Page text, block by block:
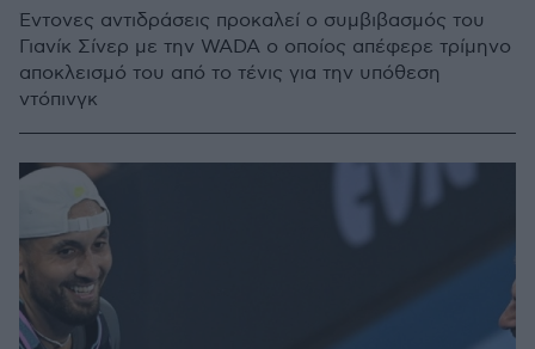
Έντονες αντιδράσεις προκαλεί ο συμβιβασμός του
Γιανίκ Σίνερ με την WADA ο οποίος απέφερε τρίμηνο
αποκλεισμό του από το τένις για την υπόθεση
ντόπινγκ